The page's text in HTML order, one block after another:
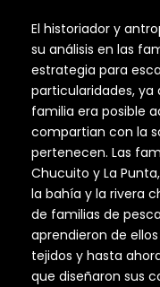
El historiador y
su análisis en las
estrategia para
particularidades, ya
familia era posible
compartian con la
pertenecen. Las
Chucuito y La
la bahía y la rivera
de familias de
aprendieron de
tejidos y hasta
que diseñaron sus